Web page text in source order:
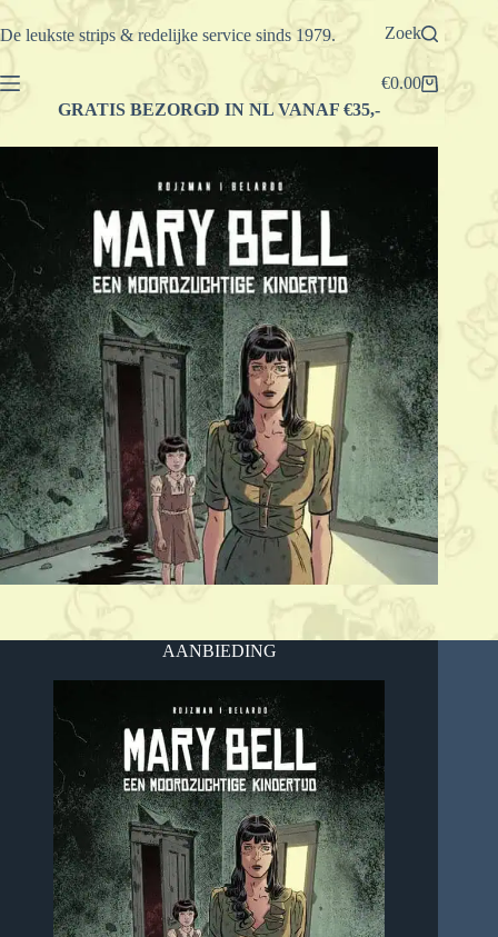
Ga
naar
De leukste strips & redelijke service sinds 1979. Zoek
Winkelwagen
€0.00
GRATIS BEZORGD IN NL VANAF €35,-
AANBIEDING